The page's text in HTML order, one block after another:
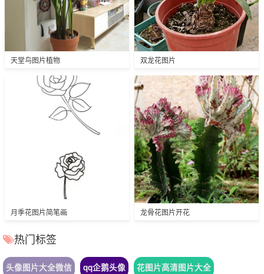
天堂鸟图片植物 双龙花图片
月季花图片简笔画 龙骨花图片开花
热门标签
头像图片大全微信 qq企鹅头像 花图片高清图片大全